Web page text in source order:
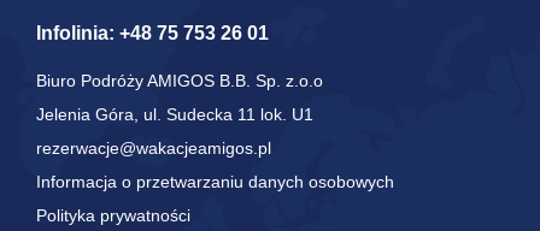
Infolinia: +48 75 753 26 01
Biuro Podróży AMIGOS B.B. Sp. z.o.o
Jelenia Góra, ul. Sudecka 11 lok. U1
rezerwacje@wakacjeamigos.pl
Informacja o przetwarzaniu danych osobowych
Polityka prywatności